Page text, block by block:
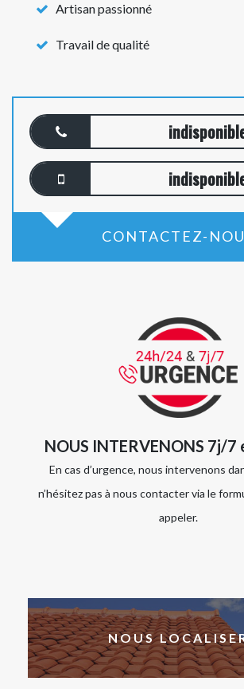
Artisan passionné
Travail de qualité
CONTACTEZ-
NOUS INTERVENONS 7j/
En cas d’urgence, nous intervenons
n’hésitez pas à nous contacter via le
appeler.
NOUS